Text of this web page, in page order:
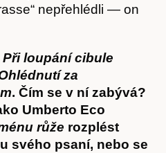
nepřehlédli — on
Při loupání cibule
za
. Čím se v ní zabývá?
Umberto Eco
růže rozplést
svého psaní, nebo se